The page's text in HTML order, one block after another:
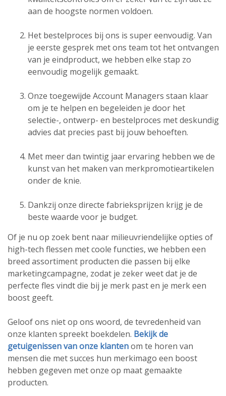
aan de hoogste normen voldoen.
Het bestelproces bij ons is super eenvoudig. Van
je eerste gesprek met ons team tot het ontvangen
van je eindproduct, we hebben elke stap zo
eenvoudig mogelijk gemaakt.
Onze toegewijde Account Managers staan klaar
om je te helpen en begeleiden je door het
selectie-, ontwerp- en bestelproces met deskundig
advies dat precies past bij jouw behoeften.
Met meer dan twintig jaar ervaring hebben we de
kunst van het maken van merkpromotieartikelen
onder de knie.
Dankzij onze directe fabrieksprijzen krijg je de
beste waarde voor je budget.
Of je nu op zoek bent naar milieuvriendelijke opties of
high-tech flessen met coole functies, we hebben een
breed assortiment producten die passen bij elke
marketingcampagne, zodat je zeker weet dat je de
perfecte fles vindt die bij je merk past en je merk een
boost geeft.
Geloof ons niet op ons woord, de tevredenheid van
onze klanten spreekt boekdelen. Bekijk de
getuigenissen van onze klantenom te horen van
mensen die met succes hun merkimago een boost
hebben gegeven met onze op maat gemaakte
producten.